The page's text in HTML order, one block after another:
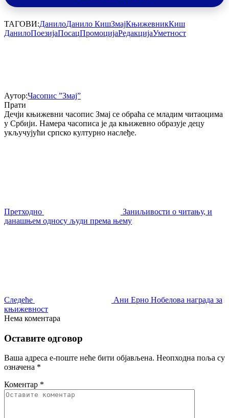
ТАГОВИ:ДанилоДанило КишЗмајКњижевникКиш
ДанилоПоезијаПосацПромоцијаРедакцијаУметност
Аутор:Часопис ”Змај”
Прати
Дечји књижевни часопис Змај се обраћа се младим читаоцима
у Србији. Намера часописа је да књижевно образује децу
укључујући српско културно наслеђе.
Претходно
Заниљивости о читању, и
данашњем односу људи према њему
Следеће
Ани Ерно Нобелова награда за
књижевност
Нема коментара
Оставите одговор
Ваша адреса е-поште неће бити објављена. Неопходна поља су
означена *
Коментар *